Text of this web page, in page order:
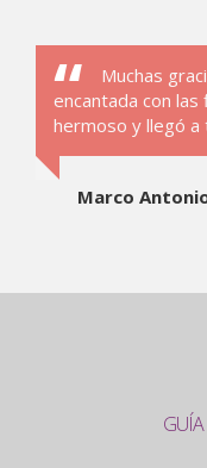
Muchas
encantada con
hermoso y llegó a
Marco